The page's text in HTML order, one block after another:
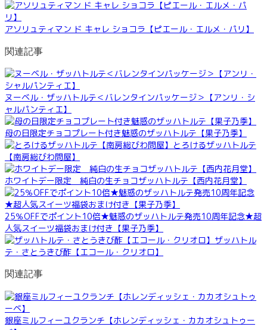
アソリュティマン ド キャレ ショコラ【ピエール・エルメ・パリ】
関連記事
ヌーベル・ザッハトルテ＜バレンタインパッケージ＞【アンリ・シ
ャルパンティエ】
母の日限定チョコプレート付き魅惑のザッハトルテ【果子乃季】
とろけるザッハトルテ
【南房総びわ問屋】
ホワイトデー限定 純白の生チョコザッハトルテ【西内花月堂】
25％OFFでポイント10倍★魅惑のザッハトルテ発売10周年記念★超
人気スイーツ福袋おまけ付き【果子乃季】
ザッハトル
テ・さとうきび酢【エコール・クリオロ】
関連記事
銀座ミルフィーユクランチ【ホレンディッシェ・カカオシュトゥー